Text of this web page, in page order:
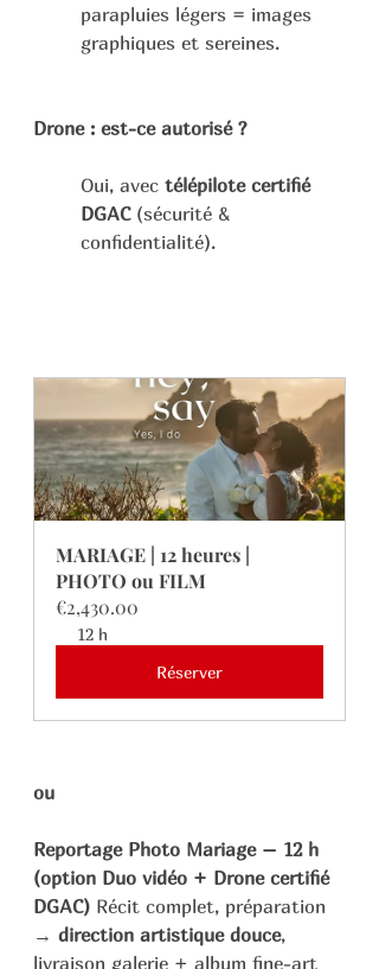
parapluies légers = images
graphiques et sereines.
Drone : est-ce autorisé ?
Oui, avec télépilote certifié
DGAC (sécurité &
confidentialité).
MARIAGE | 12 heures |
PHOTO ou FILM
€2,430.00
12 h
Réserver
ou
Reportage Photo Mariage – 12 h
(option Duo vidéo + Drone certifié
DGAC) Récit complet, préparation
→ direction artistique douce,
livraison galerie + album fine-art